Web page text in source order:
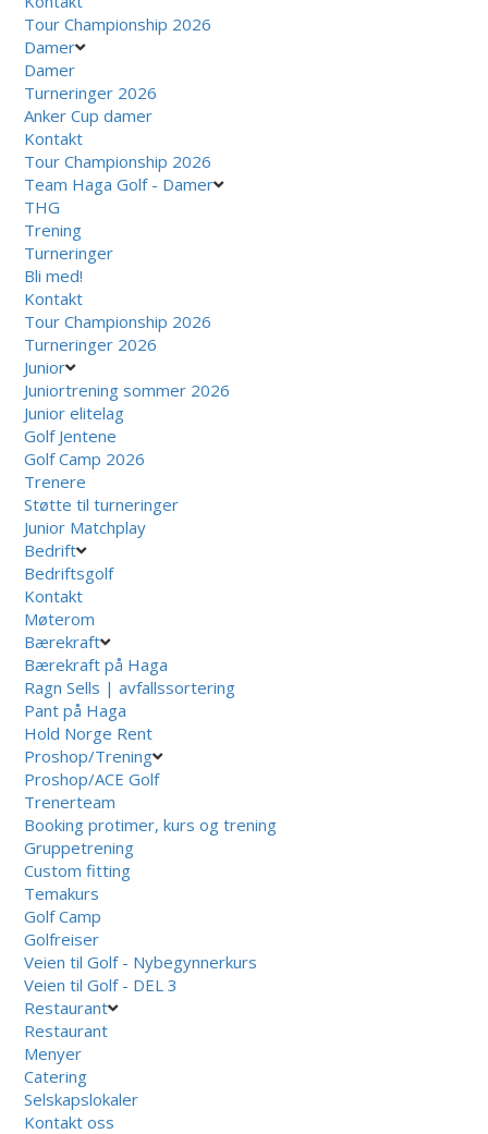
Tour Championship 2026
Damer
Damer
Turneringer 2026
Anker Cup damer
Kontakt
Tour Championship 2026
Team Haga Golf - Damer
THG
Trening
Turneringer
Bli med!
Kontakt
Tour Championship 2026
Turneringer 2026
Junior
Juniortrening sommer 2026
Junior elitelag
Golf Jentene
Golf Camp 2026
Trenere
Støtte til turneringer
Junior Matchplay
Bedrift
Bedriftsgolf
Kontakt
Møterom
Bærekraft
Bærekraft på Haga
Ragn Sells | avfallssortering
Pant på Haga
Hold Norge Rent
Proshop/Trening
Proshop/ACE Golf
Trenerteam
Booking protimer, kurs og trening
Gruppetrening
Custom fitting
Temakurs
Golf Camp
Golfreiser
Veien til Golf - Nybegynnerkurs
Veien til Golf - DEL 3
Restaurant
Restaurant
Menyer
Catering
Selskapslokaler
Kontakt oss